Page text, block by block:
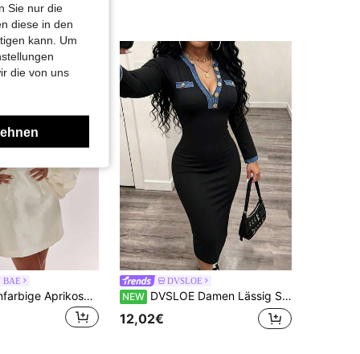
BAE
SHEIN BAE Einfarbige Aprikose Puffärmel Tencel Bluse & Bandeau A-Linie Exquisites Mini-Kleid, Elegantes Mini-Kleid, Partykleid, Geburtstags-Kleid, Cocktailkleid
DVSLOE
NEW DVSLOE Damen Lässig Schwarzes Langarm Herbst Winter Midi Kleid, Denim Rohkanten Saum V-Ausschnitt Metallknopf Bodycon Kleid für Pendeln, Alltag & Ausgehen
12,02€
Sie nur die
diese in den
kann. Um
die von uns